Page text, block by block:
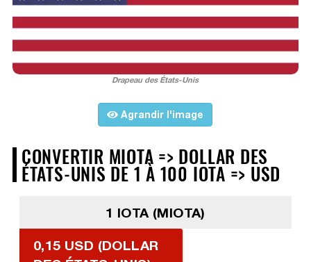
Drapeau des États-Unis
Agrandir l'image
CONVERTIR MIOTA => DOLLAR DES
ÉTATS-UNIS DE 1 À 100 IOTA => USD
1 IOTA (MIOTA)
0,15 USD (DOLLAR